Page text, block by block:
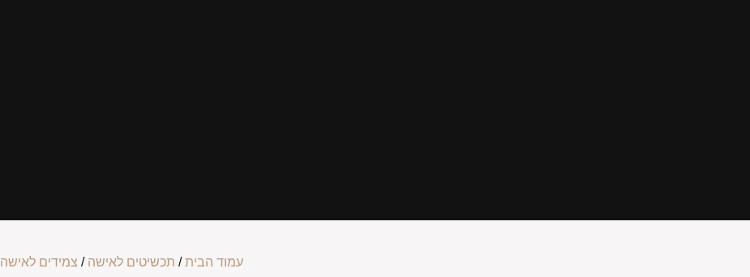
עמוד הבית/ תכשיטים לאישה / צמידים לאישה